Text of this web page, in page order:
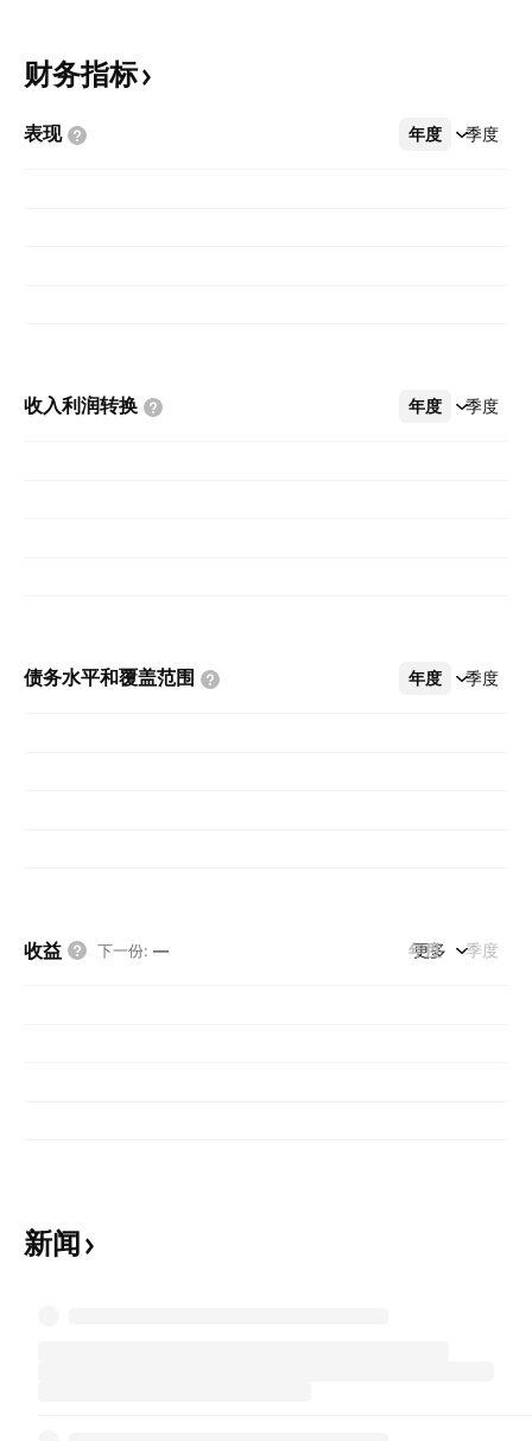
财务指标
表现 年度 季度
更多
收入利润转换 年度 季度
更多
债务水平和覆盖范围 年度 季度
更多
收益 下一份: — 年度 季度
更多
新闻